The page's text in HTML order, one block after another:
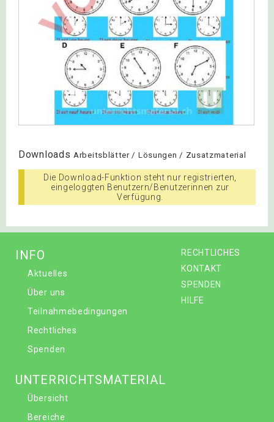
Downloads Arbeitsblätter / Lösungen / Zusatzmaterial
Die Download-Funktion steht nur registrierten,
eingeloggten Benutzern/Benutzerinnen zur
Verfügung.
RECHTLICHES
KONTAKT
SPENDEN
HILFE
INFO
Aktuelles
Über uns
Teilnahmebedingungen
Rechtliches
Spenden
UNTERRICHTSMATERIAL
Übersicht
Bereiche